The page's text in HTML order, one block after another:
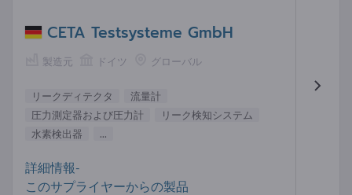
CETA Testsysteme GmbH
製造元 ドイツ グローバル
リークディテクタ
流量計
圧力測定器および圧力計
リーク検知システム
水素検出器
...
詳細情報-
このサプライヤーからの製品